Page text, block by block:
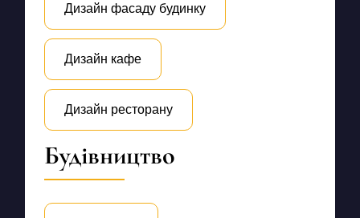
Дизайн фасаду будинку
Дизайн кафе
Дизайн ресторану
Будівництво